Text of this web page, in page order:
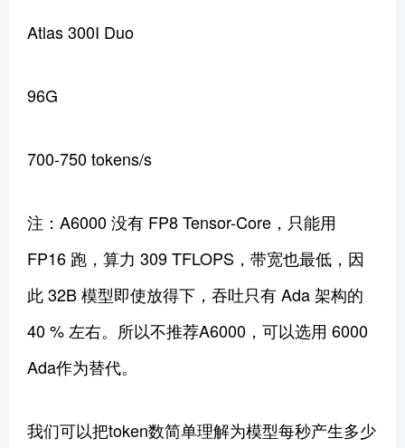
Atlas 300I Duo
96G
700-750 tokens/s
注：A6000 没有 FP8 Tensor-Core，只能用
FP16 跑，算力 309 TFLOPS，带宽也最低，因
此 32B 模型即使放得下，吞吐只有 Ada 架构的
40 % 左右。所以不推荐A6000，可以选用 6000
Ada作为替代。
我们可以把token数简单理解为模型每秒产生多少